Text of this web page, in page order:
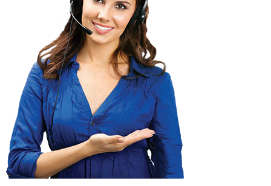
газовых плит
газовой поверхности
геймпадов
генераторов
генераторов азота
генераторов дыма
генераторов льда
генераторов
гидравлических блоков питания
гидроаккумуляторов
гидроциклов
гидромассажеров
гидромодулей
гидроциклов
гигрометров
гильотинных ножей
гироскутеров